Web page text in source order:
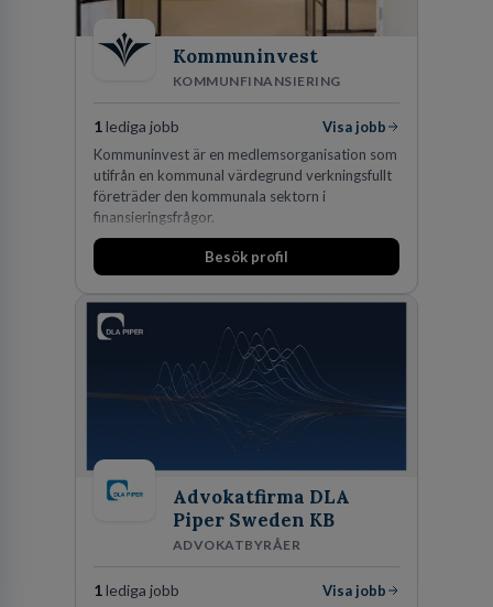
Kommuninvest
KOMMUNFINANSIERING
1lediga jobb
Visa jobb
Kommuninvest är en medlemsorganisation som
utifrån en kommunal värdegrund verkningsfullt
företräder den kommunala sektorn i
finansieringsfrågor.
Besök profil
Advokatfirma DLA
Piper Sweden KB
ADVOKATBYRÅER
1 lediga jobb
Visa jobb